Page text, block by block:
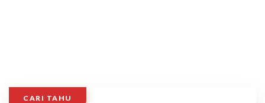
CARI TAHU